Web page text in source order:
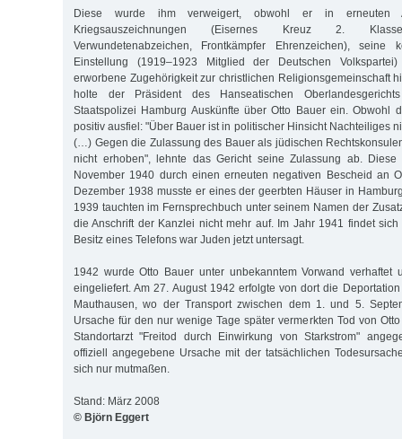
Diese wurde ihm verweigert, obwohl er in erneuten
Kriegsauszeichnungen (Eisernes Kreuz 2.
Verwundetenabzeichen, Frontkämpfer Ehrenzeichen), seine
Einstellung (1919–1923 Mitglied der Deutschen
erworbene Zugehörigkeit zur christlichen Religionsgemeinschaft
holte der Präsident des Hanseatischen
Staatspolizei Hamburg Auskünfte über Otto Bauer ein. Obwohl
positiv ausfiel: "Über Bauer ist in politischer Hinsicht Nachteiliges
(…) Gegen die Zulassung des Bauer als jüdischen
nicht erhoben", lehnte das Gericht seine Zulassung ab.
November 1940 durch einen erneuten negativen Bescheid an
Dezember 1938 musste er eines der geerbten Häuser in
1939 tauchten im Fernsprechbuch unter seinem Namen der
die Anschrift der Kanzlei nicht mehr auf. Im Jahr 1941 findet
Besitz eines Telefons war Juden jetzt untersagt.
1942 wurde Otto Bauer unter unbekanntem Vorwand verhaftet
eingeliefert. Am 27. August 1942 erfolgte von dort die
Mauthausen, wo der Transport zwischen dem 1. und 5.
Ursache für den nur wenige Tage später vermerkten Tod von
Standortarzt "Freitod durch Einwirkung von Starkstrom"
offiziell angegebene Ursache mit der tatsächlichen
sich nur mutmaßen.
Stand: März 2008
© Björn Eggert